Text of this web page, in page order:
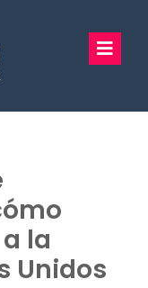
la
Unidos